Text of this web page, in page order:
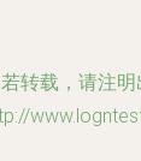
转载，请注明